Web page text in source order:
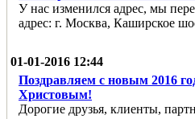
У нас изменился адрес, мы
адрес: г. Москва, Каширское
01-01-2016 12:44
Поздравляем с новым 2016
Христовым!
Дорогие друзья, клиенты,